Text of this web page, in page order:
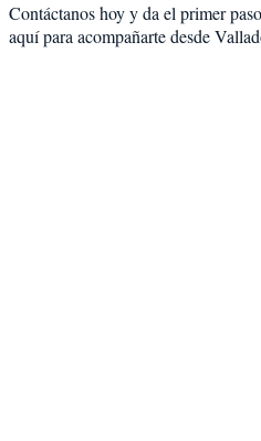
Contáctanos hoy y da el primer
aquí para acompañarte desde